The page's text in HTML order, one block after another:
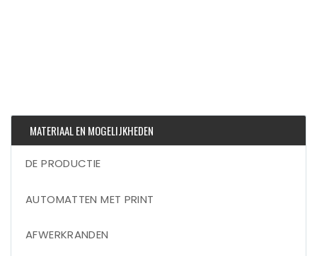
MATERIAAL EN MOGELIJKHEDEN
DE PRODUCTIE
AUTOMATTEN MET PRINT
AFWERKRANDEN